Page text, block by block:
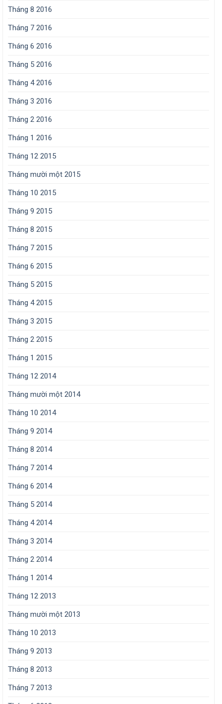
Tháng 8 2016
Tháng 7 2016
Tháng 6 2016
Tháng 5 2016
Tháng 4 2016
Tháng 3 2016
Tháng 2 2016
Tháng 1 2016
Tháng 12 2015
Tháng mười một 2015
Tháng 10 2015
Tháng 9 2015
Tháng 8 2015
Tháng 7 2015
Tháng 6 2015
Tháng 5 2015
Tháng 4 2015
Tháng 3 2015
Tháng 2 2015
Tháng 1 2015
Tháng 12 2014
Tháng mười một 2014
Tháng 10 2014
Tháng 9 2014
Tháng 8 2014
Tháng 7 2014
Tháng 6 2014
Tháng 5 2014
Tháng 4 2014
Tháng 3 2014
Tháng 2 2014
Tháng 1 2014
Tháng 12 2013
Tháng mười một 2013
Tháng 10 2013
Tháng 9 2013
Tháng 8 2013
Tháng 7 2013